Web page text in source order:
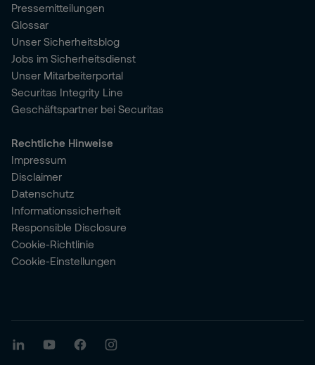
Pressemitteilungen
Glossar
Unser Sicherheitsblog
Jobs im Sicherheitsdienst
Unser Mitarbeiterportal
Securitas Integrity Line
Geschäftspartner bei Securitas
Rechtliche Hinweise
Impressum
Disclaimer
Datenschutz
Informationssicherheit
Responsible Disclosure
Cookie-Richtlinie
Cookie-Einstellungen